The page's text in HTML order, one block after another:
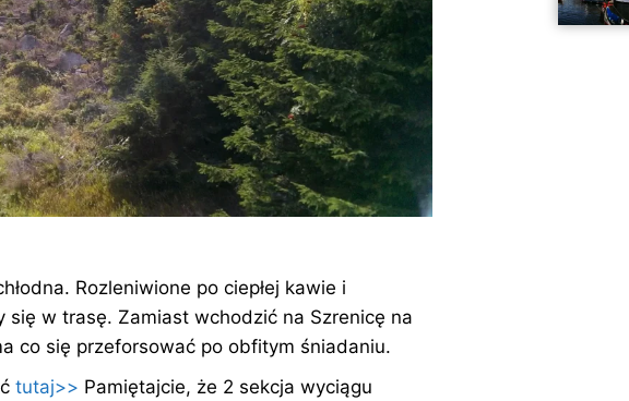
Rozleniwione po ciepłej kawie i
się w trasę. Zamiast wchodzić na Szrenicę na
co się przeforsować po obfitym śniadaniu.
tutaj>> Pamiętajcie, że 2 sekcja wyciągu